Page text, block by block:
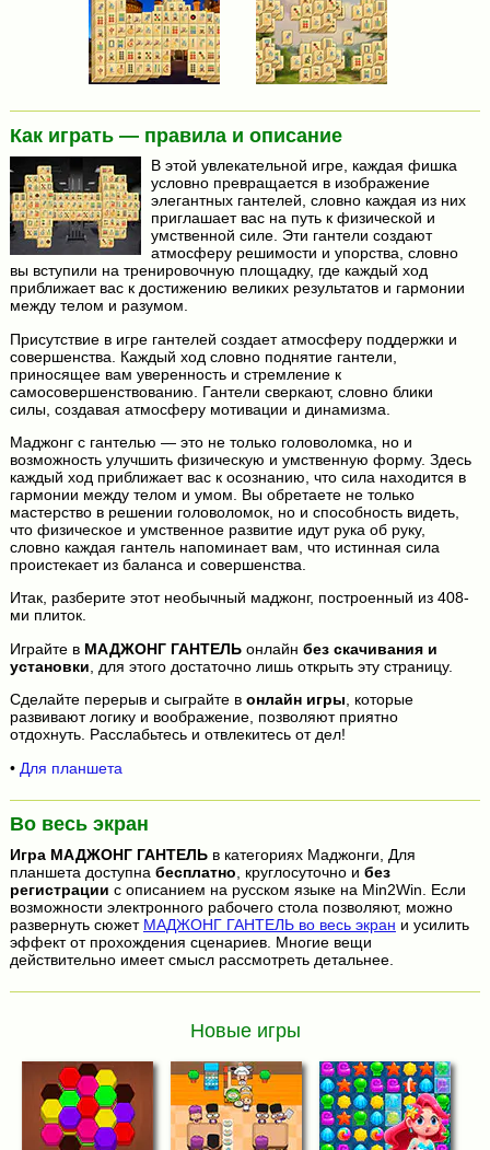
Как играть — правила и описание
В этой увлекательной игре, каждая фишка
условно превращается в изображение
элегантных гантелей, словно каждая из них
приглашает вас на путь к физической и
умственной силе. Эти гантели создают
атмосферу решимости и упорства, словно
вы вступили на тренировочную площадку, где каждый ход
приближает вас к достижению великих результатов и гармонии
между телом и разумом.
Присутствие в игре гантелей создает атмосферу поддержки и
совершенства. Каждый ход словно поднятие гантели,
приносящее вам уверенность и стремление к
самосовершенствованию. Гантели сверкают, словно блики
силы, создавая атмосферу мотивации и динамизма.
Маджонг с гантелью — это не только головоломка, но и
возможность улучшить физическую и умственную форму. Здесь
каждый ход приближает вас к осознанию, что сила находится в
гармонии между телом и умом. Вы обретаете не только
мастерство в решении головоломок, но и способность видеть,
что физическое и умственное развитие идут рука об руку,
словно каждая гантель напоминает вам, что истинная сила
проистекает из баланса и совершенства.
Итак, разберите этот необычный маджонг, построенный из 408-
ми плиток.
Играйте в МАДЖОНГ ГАНТЕЛЬонлайн без скачивания и
установки , для этого достаточно лишь открыть эту страницу.
Сделайте перерыв и сыграйте в онлайн игры, которые
развивают логику и воображение, позволяют приятно
отдохнуть. Расслабьтесь и отвлекитесь от дел!
• Для планшета
Во весь экран
Игра МАДЖОНГ ГАНТЕЛЬв категориях Маджонги, Для
планшета доступна бесплатно , круглосуточно и без
регистрации с описанием на русском языке на Min2Win. Если
возможности электронного рабочего стола позволяют, можно
развернуть сюжет МАДЖОНГ ГАНТЕЛЬ во весь экран и усилить
эффект от прохождения сценариев. Многие вещи
действительно имеет смысл рассмотреть детальнее.
Новые игры